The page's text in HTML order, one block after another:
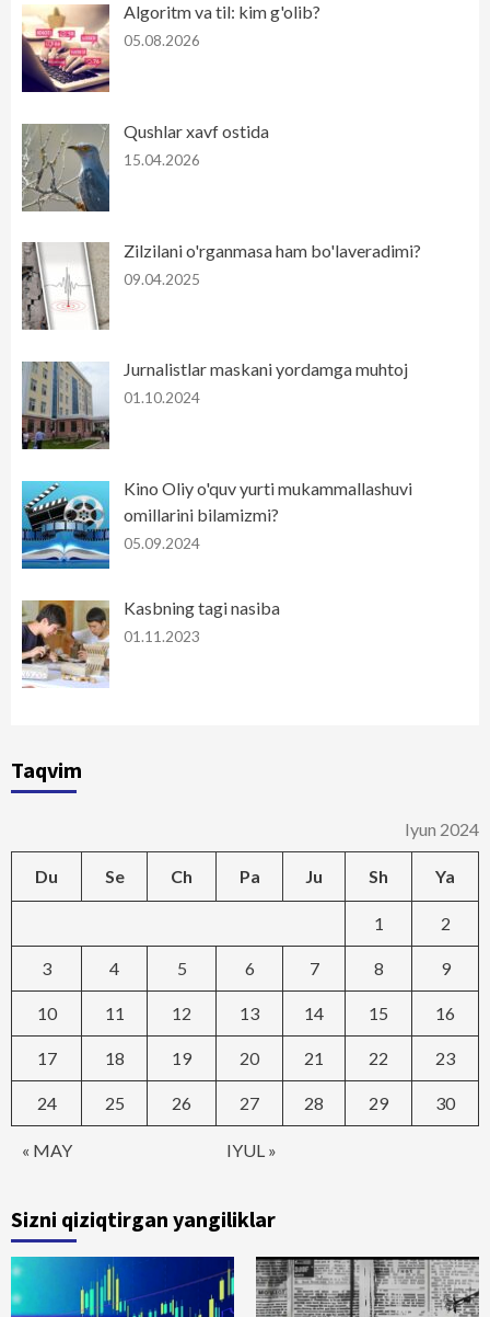
Algoritm va til: kim g'olib?
05.08.2026
Qushlar xavf ostida
15.04.2026
Zilzilani o'rganmasa ham bo'laveradimi?
09.04.2025
Jurnalistlar maskani yordamga muhtoj
01.10.2024
Kino Oliy o'quv yurti mukammallashuvi
omillarini bilamizmi?
05.09.2024
Kasbning tagi nasiba
01.11.2023
Taqvim
Iyun 2024
Du Se Ch Pa Ju Sh Ya
« MAY IYUL »
1 2
3 4 5 6 7 8 9
10 11 12 13 14 15 16
17 18 19 20 21 22 23
24 25 26 27 28 29 30
Sizni qiziqtirgan yangiliklar